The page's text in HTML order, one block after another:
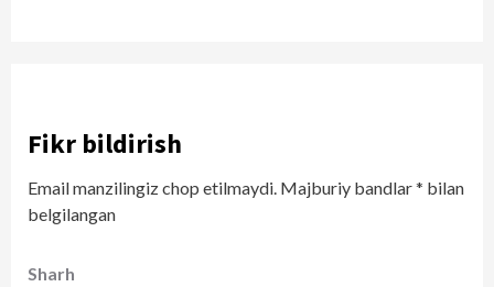
Fikr bildirish
Email manzilingiz chop etilmaydi. Majburiy bandlar* bilan
belgilangan
Sharh